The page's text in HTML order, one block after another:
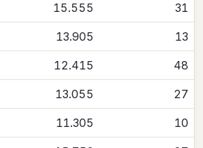
15.555 31
13.905 13
12.415 48
13.055 27
11.305 10